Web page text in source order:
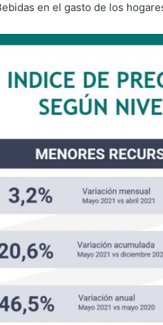
en el gasto de los